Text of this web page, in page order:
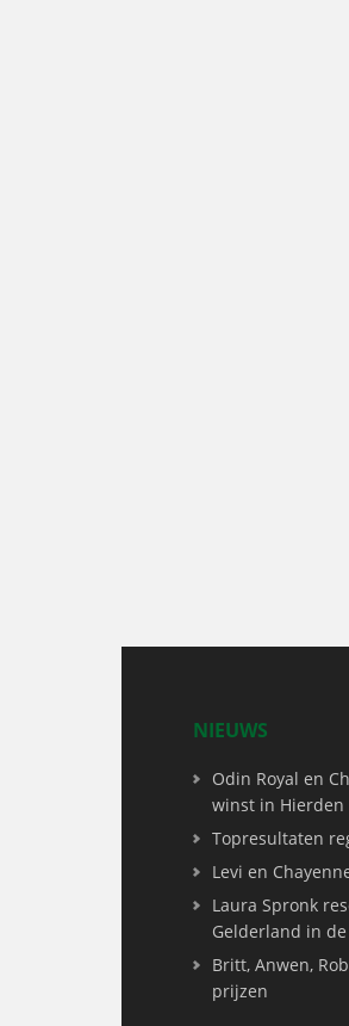
NIEUWS
Odin Royal en
winst in Hierden
Topresultaten
Levi en
Laura Spronk
Gelderland in de
Britt, Anwen,
prijzen